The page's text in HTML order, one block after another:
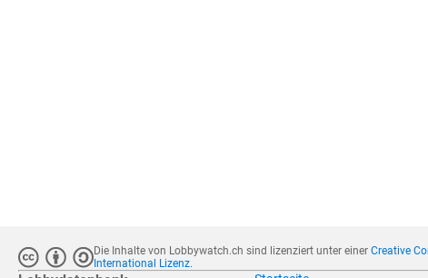
Die Inhalte von Lobbywatch.ch sind lizenziert unter einerCreative
International Lizenz.